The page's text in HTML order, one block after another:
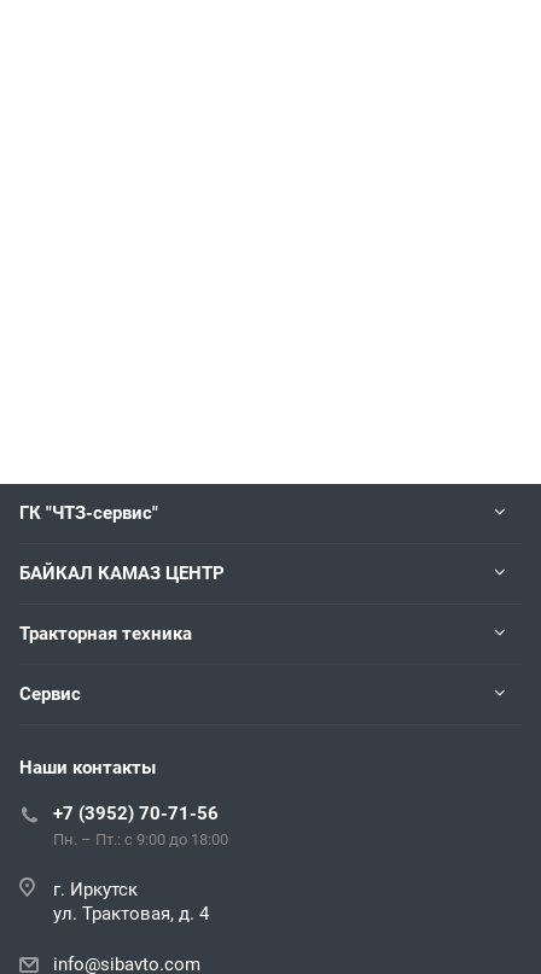
ГК "ЧТЗ-сервис"
БАЙКАЛ КАМАЗ ЦЕНТР
Тракторная техника
Сервис
Наши контакты
+7 (3952) 70-71-56
Пн. – Пт.: с 9:00 до 18:00
г. Иркутск
ул. Трактовая, д. 4
info@sibavto.com